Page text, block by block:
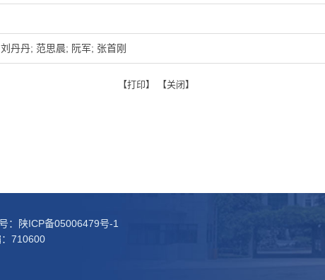
丹丹; 范思晨; 阮军; 张首刚
【打印】 【关闭 】
：
陕ICP备05006479号-1
710600